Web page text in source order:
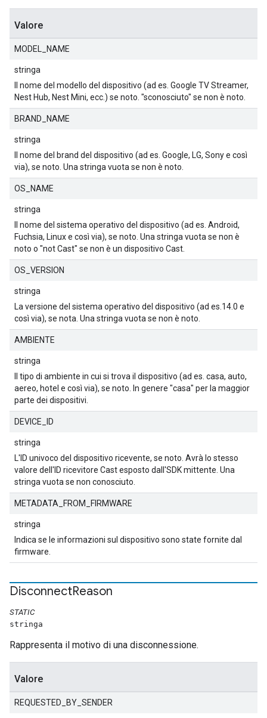
Valore
MODEL_NAME
stringa
Il nome del modello del dispositivo (ad es. Google TV Streamer,
Nest Hub, Nest Mini, ecc.) se noto. "sconosciuto" se non è noto.
BRAND_NAME
stringa
Il nome del brand del dispositivo (ad es. Google, LG, Sony e così
via), se noto. Una stringa vuota se non è noto.
OS_NAME
stringa
Il nome del sistema operativo del dispositivo (ad es. Android,
Fuchsia, Linux e così via), se noto. Una stringa vuota se non è
noto o "not Cast" se non è un dispositivo Cast.
OS_VERSION
stringa
La versione del sistema operativo del dispositivo (ad es.14.0 e
così via), se nota. Una stringa vuota se non è noto.
AMBIENTE
stringa
Il tipo di ambiente in cui si trova il dispositivo (ad es. casa, auto,
aereo, hotel e così via), se noto. In genere "casa" per la maggior
parte dei dispositivi.
DEVICE_ID
stringa
L'ID univoco del dispositivo ricevente, se noto. Avrà lo stesso
valore dell'ID ricevitore Cast esposto dall'SDK mittente. Una
stringa vuota se non conosciuto.
METADATA_FROM_FIRMWARE
stringa
Indica se le informazioni sul dispositivo sono state fornite dal
firmware.
DisconnectReason
STATIC
stringa
Rappresenta il motivo di una disconnessione.
Valore
REQUESTED_BY_SENDER